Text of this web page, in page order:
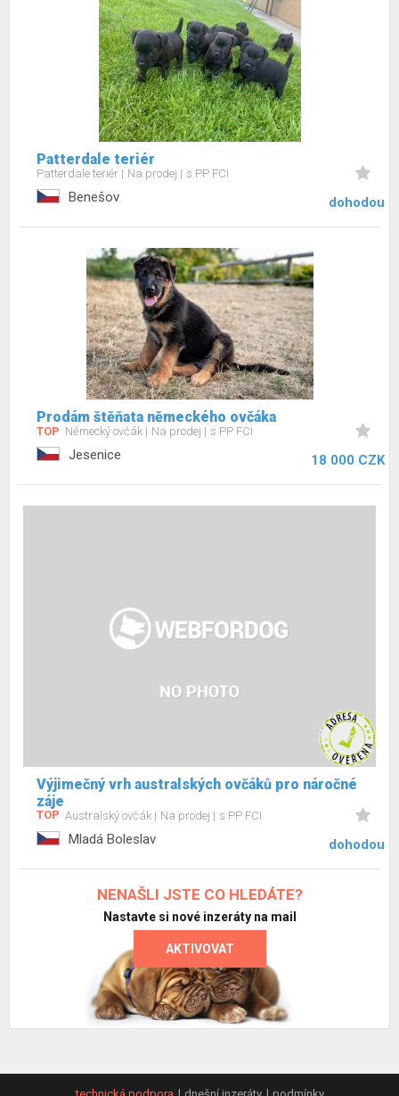
Patterdale teriér
Patterdale teriér Na prodej s PP FCI
Benešov dohodou
Prodám štěňata německého ovčáka
TOP Německý ovčák Na prodej s PP FCI
Jesenice 18 000 CZK
Výjimečný vrh australských ovčáků pro náročné
záje
TOP Australský ovčák Na prodej s PP FCI
Mladá Boleslav dohodou
NENAŠLI JSTE CO HLEDÁTE?
Nastavte si nové inzeráty na mail
AKTIVOVAT